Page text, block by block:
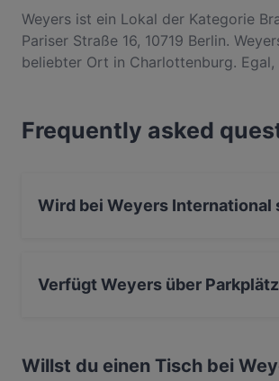
Weyers ist ein Lokal der Kategorie
Pariser Straße 16, 10719 Berlin.
beliebter Ort in Charlottenburg.
entdecke die Gerichte im Weyers
authentische International Küche in
Frequently asked
Wird bei Weyers International
Verfügt Weyers über
Willst du einen Tisch bei